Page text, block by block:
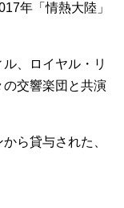
年「情熱大陸」
、ロイヤル・リ
の交響楽団と共演
ら貸与された、